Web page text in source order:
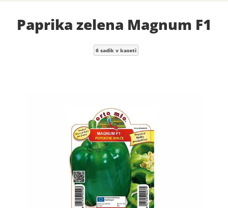
Paprika zelena Magnum F1
6 sadik v kaseti